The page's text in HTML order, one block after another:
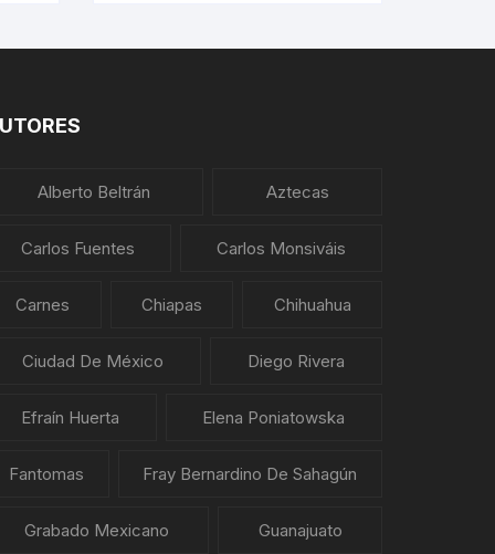
Alberto Beltrán Aztecas
Carlos Fuentes Carlos Monsiváis
Carnes Chiapas Chihuahua
Ciudad De México Diego Rivera
Efraín Huerta Elena Poniatowska
Fantomas Fray Bernardino De Sahagún
Grabado Mexicano Guanajuato